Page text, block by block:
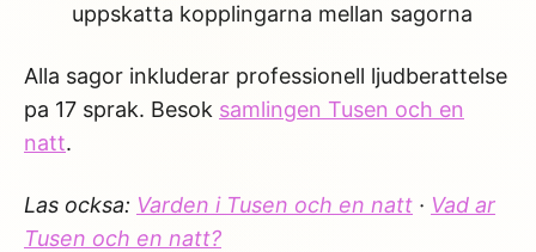
uppskatta kopplingarna mellan sagorna
Alla sagor inkluderar professionell ljudberattelse
pa 17 sprak. Besok samlingen Tusen och en
natt.
Las ocksa: Varden i Tusen och en natt · Vad ar
Tusen och en natt?